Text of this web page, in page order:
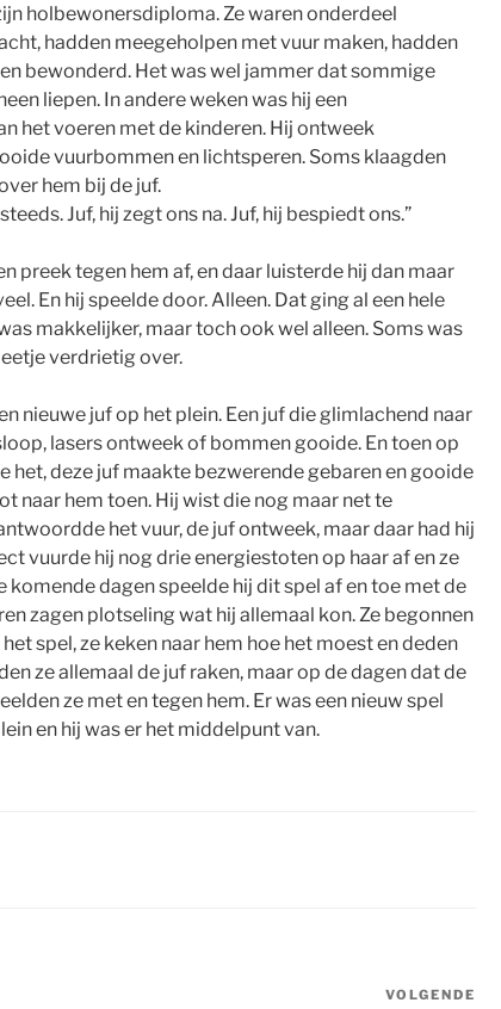
holbewonersdiploma. Ze waren onderdeel
hadden meegeholpen met vuur maken, hadden
bewonderd. Het was wel jammer dat sommige
liepen. In andere weken was hij een
het voeren met de kinderen. Hij ontweek
vuurbommen en lichtsperen. Soms klaagden
hem bij de juf.
Juf, hij zegt ons na. Juf, hij bespiedt ons.”
preek tegen hem af, en daar luisterde hij dan maar
En hij speelde door. Alleen. Dat ging al een hele
makkelijker, maar toch ook wel alleen. Soms was
verdrietig over.
nieuwe juf op het plein. Een juf die glimlachend naar
lasers ontweek of bommen gooide. En toen op
het, deze juf maakte bezwerende gebaren en gooide
naar hem toen. Hij wist die nog maar net te
het vuur, de juf ontweek, maar daar had hij
vuurde hij nog drie energiestoten op haar af en ze
komende dagen speelde hij dit spel af en toe met de
zagen plotseling wat hij allemaal kon. Ze begonnen
spel, ze keken naar hem hoe het moest en deden
ze allemaal de juf raken, maar op de dagen dat de
ze met en tegen hem. Er was een nieuw spel
en hij was er het middelpunt van.
VOLGENDE